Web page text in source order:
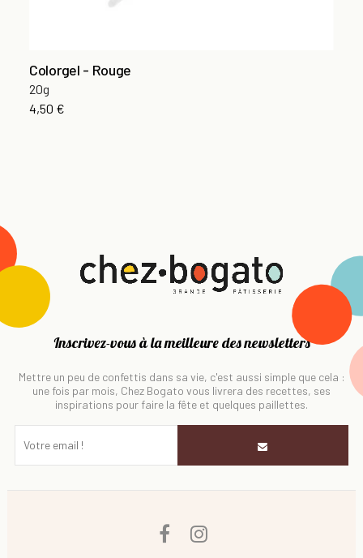
Colorgel - Rouge
20g
4,50 €
Inscrivez-vous à la meilleure des newsletters
Mettre un peu de confettis dans sa vie, c'est aussi simple que cela :
une fois par mois, Chez Bogato vous livrera des recettes, ses
inspirations pour faire la fête et quelques paillettes.
Facebook